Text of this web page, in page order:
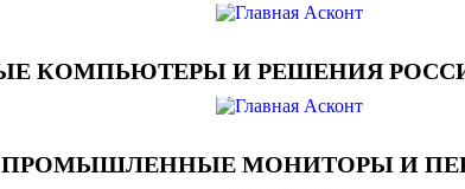
КОМПЬЮТЕРЫ И РЕШЕНИЯ
ПРОМЫШЛЕННЫЕ МОНИТОРЫ И